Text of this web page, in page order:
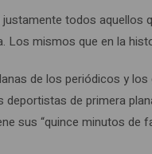
todos
mismos que en la
de los periódicos y
de primera
sus “quince minutos